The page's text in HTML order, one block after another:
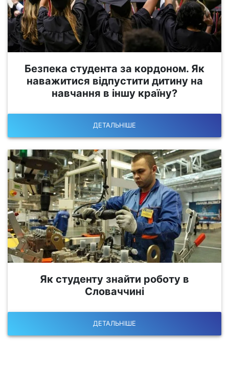
Безпека студента за кордоном. Як
наважитися відпустити дитину на
навчання в іншу країну?
ДЕТАЛЬНІШЕ
Як студенту знайти роботу в
Словаччині
ДЕТАЛЬНІШЕ